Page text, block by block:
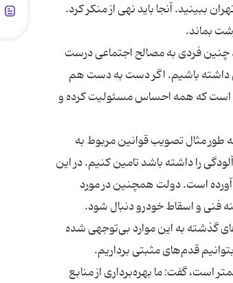
ببینید. آنجا باید نهی از منکر کرد.
چنین فردی به مصالح اجتماعی درست
داشته باشیم. اگر دست به دست هم
است که همه احساس مسئولیت کرده و
مثال تصویب قوانین مربوط به
را داشته باشد تامین کنیم. در این
قدم‌های خوبی هم برداشته و بنزین پتروشیمی را کنار گذاشته و بنزین یورو 4 را آورده است. دولت همچنین در مورد
شد، گفت: در سال‌های گذشته به این موارد بی‌توجهی شده
است، گفت: ما بهره‌برداری از منابع